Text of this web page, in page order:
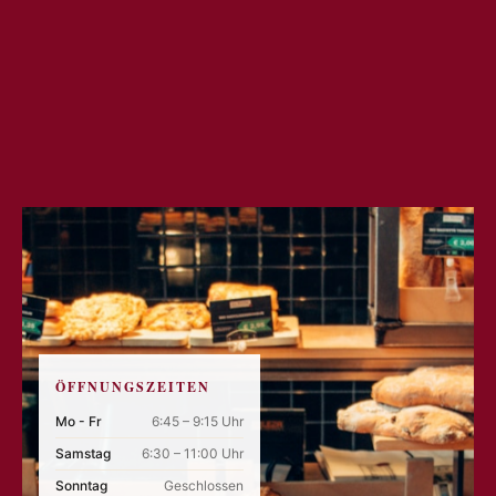
ÖFFNUNGSZEITEN
Mo - Fr
6:45 – 9:15 Uhr
Samstag
6:30 – 11:00 Uhr
Sonntag
Geschlossen